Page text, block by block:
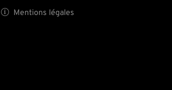
 Mentions légales